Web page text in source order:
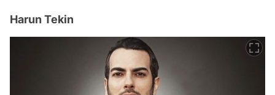
Harun Tekin